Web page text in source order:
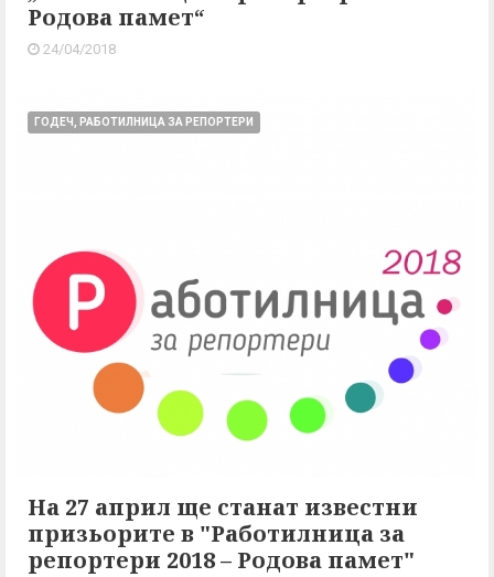
Родова памет“
24/04/2018
ГОДЕЧ, РАБОТИЛНИЦА ЗА РЕПОРТЕРИ
На 27 април ще станат известни
призьорите в "Работилница за
репортери 2018 – Родова памет"